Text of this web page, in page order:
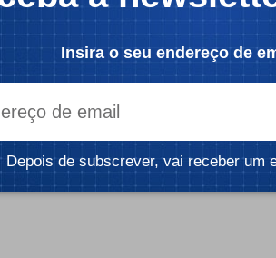
Insira o seu endereço de
Depois de subscrever, vai receber um